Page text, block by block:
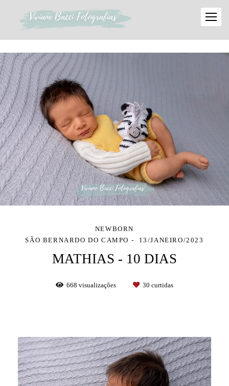
NEWBORN
SÃO BERNARDO DO CAMPO
13/JANEIRO/2023
MATHIAS - 10 DIAS
668 visualizações 30 curtidas